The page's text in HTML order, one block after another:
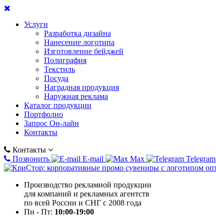
Услуги
Разработка дизайна
Нанесение логотипа
Изготовление бейджей
Полиграфия
Текстиль
Посуда
Наградная продукция
Наружная реклама
Каталог продукции
Портфолио
Запрос Он-лайн
Контакты
Контакты
Позвонить
E-mail Max Telegram
Производство рекламной продукции
для компаний и рекламных агентств
по всей России и СНГ с 2008 года
Пн - Пт: 10:00-19:00